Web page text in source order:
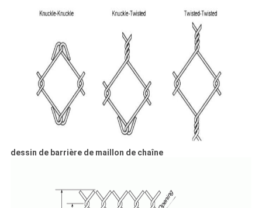
dessin de barrière de maillon de chaîne